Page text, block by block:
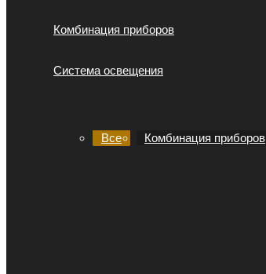
Комбинация приборов
Система освещения
Все Комбинация приборов